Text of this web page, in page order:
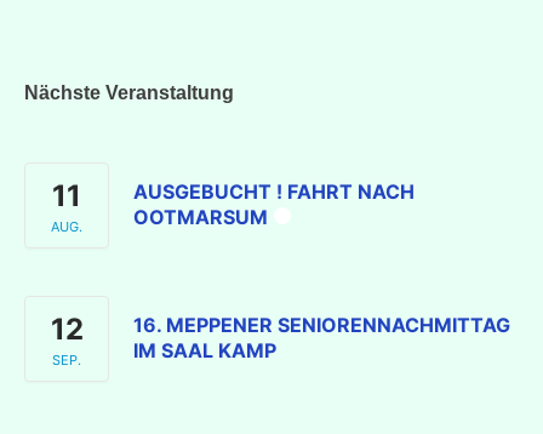
Nächste Veranstaltung
11
AUG.
AUSGEBUCHT ! FAHRT NACH
OOTMARSUM
12
SEP.
16. MEPPENER SENIORENNACHMITTAG
IM SAAL KAMP